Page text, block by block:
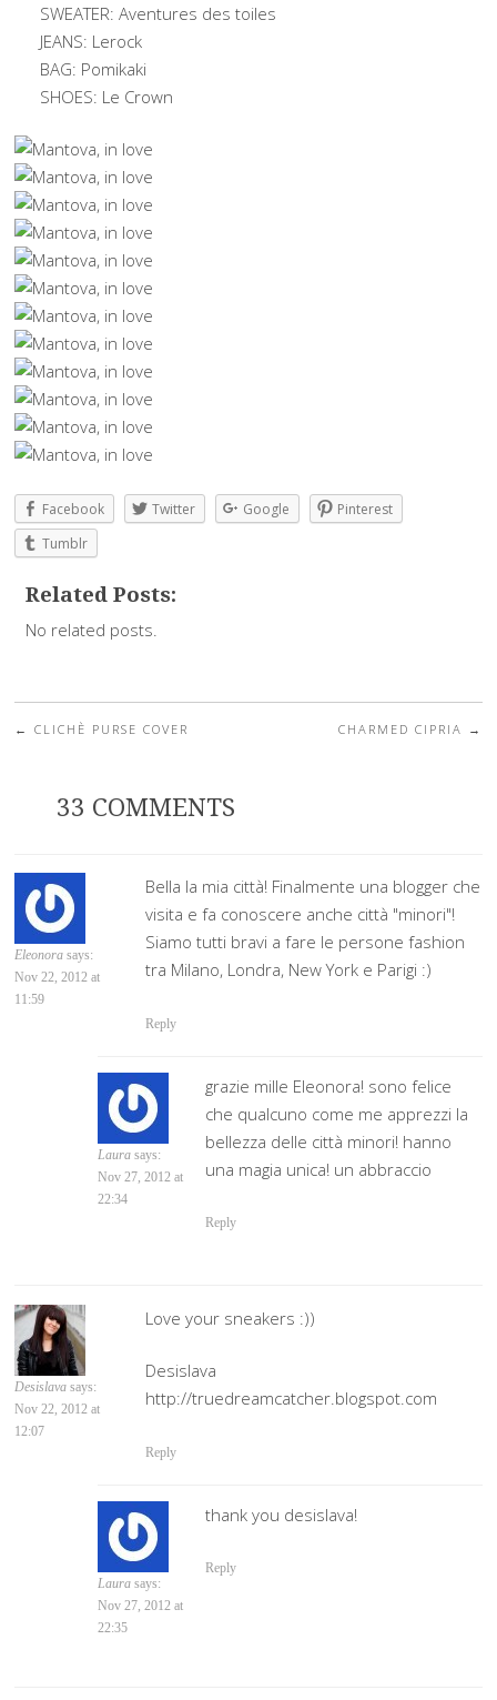
SWEATER: Aventures des toiles
JEANS: Lerock
BAG: Pomikaki
SHOES: Le Crown
Facebook Twitter Google
Pinterest
Tumblr
Related Posts:
No related posts.
Post navigation
← CLICHÈ PURSE COVER CHARMED CIPRIA →
33 COMMENTS
Eleonora says:
Nov 22, 2012 at
11:59
Bella la mia città! Finalmente una blogger che
visita e fa conoscere anche città "minori"!
Siamo tutti bravi a fare le persone fashion
tra Milano, Londra, New York e Parigi :)
Reply
Laura says:
Nov 27, 2012 at
22:34
grazie mille Eleonora! sono felice
che qualcuno come me apprezzi la
bellezza delle città minori! hanno
una magia unica! un abbraccio
Reply
Desislava says:
Nov 22, 2012 at
12:07
Love your sneakers :))
Desislava
http://truedreamcatcher.blogspot.com
Reply
Laura says:
Nov 27, 2012 at
22:35
thank you desislava!
Reply